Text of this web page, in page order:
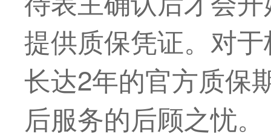
提供质保凭证。对
长达2年的官方质保
后服务的后顾之忧。